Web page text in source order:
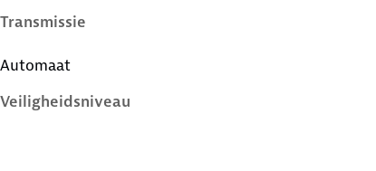
Transmissie
Automaat
Veiligheidsniveau